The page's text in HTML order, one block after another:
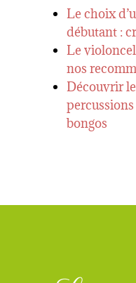
Le choix
débutant :
Le
nos
Découvrir
bongos